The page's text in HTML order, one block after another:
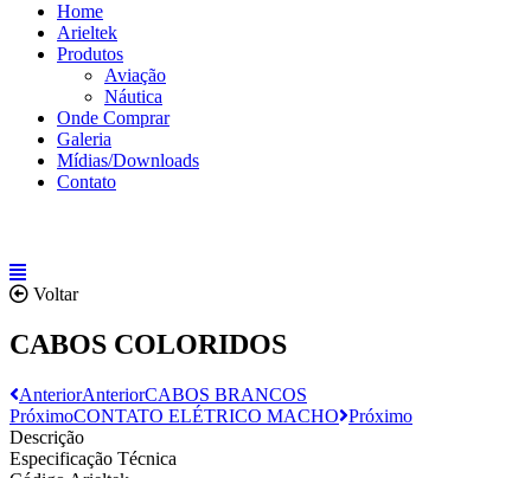
Home
Arieltek
Produtos
Aviação
Náutica
Onde Comprar
Galeria
Mídias/Downloads
Contato
Voltar
CABOS COLORIDOS
AnteriorAnteriorCABOS BRANCOS
PróximoCONTATO ELÉTRICO MACHO Próximo
Descrição
Especificação Técnica